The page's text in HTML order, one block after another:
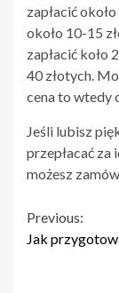
zapłacić
około 10-15
zapłacić koło
40 złotych.
cena to wtedy
Jeśli lubisz
przepłacać za
możesz
Previous:
Jak